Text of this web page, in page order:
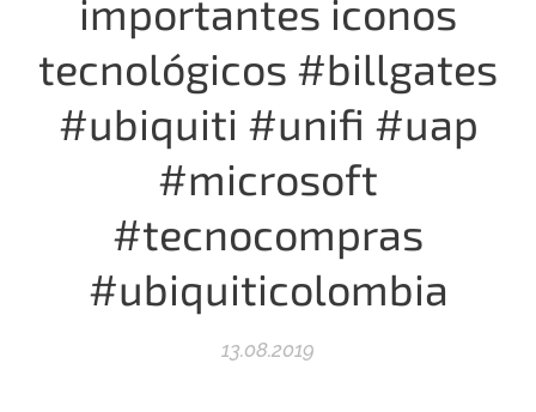
importantes iconos
tecnológicos #billgates
#ubiquiti #unifi #uap
#microsoft
#tecnocompras
#ubiquiticolombia
13.08.2019